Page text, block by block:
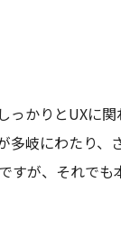
っかりとUXに
多岐にわたり、
すが、それでも